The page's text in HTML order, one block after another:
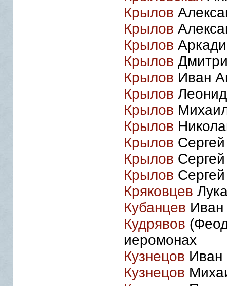
Крылов
Крылов
Крылов
Крылов
Крылов Иван
Крылов
Крылов
Крылов
Крылов
Крылов
Крылов
Кряковцев
Кубанцев Иван
Кудрявов
иеромонах
Кузнецов Иван
Кузнецов